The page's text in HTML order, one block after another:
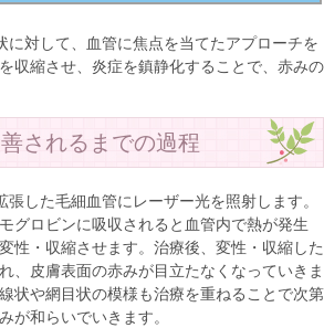
に対して、血管に焦点を当てたアプローチを
収縮させ、炎症を鎮静化することで、赤みの
されるまでの過程
した毛細血管にレーザー光を照射します。
グロビンに吸収されると血管内で熱が発生
性・収縮させます。治療後、変性・収縮した
、皮膚表面の赤みが目立たなくなっていきま
状や網目状の模様も治療を重ねることで次第
が和らいでいきます。